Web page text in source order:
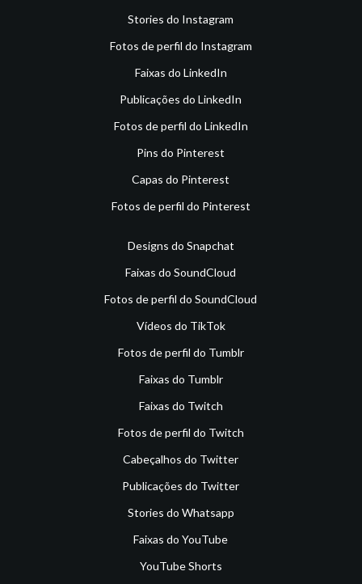
Stories do Instagram
Fotos de perfil do Instagram
Faixas do LinkedIn
Publicações do LinkedIn
Fotos de perfil do LinkedIn
Pins do Pinterest
Capas do Pinterest
Fotos de perfil do Pinterest
Designs do Snapchat
Faixas do SoundCloud
Fotos de perfil do SoundCloud
Vídeos do TikTok
Fotos de perfil do Tumblr
Faixas do Tumblr
Faixas do Twitch
Fotos de perfil do Twitch
Cabeçalhos do Twitter
Publicações do Twitter
Stories do Whatsapp
Faixas do YouTube
YouTube Shorts